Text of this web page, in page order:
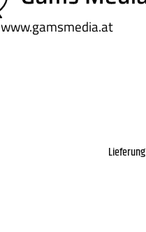
www.gamsmedia.at
Lieferung